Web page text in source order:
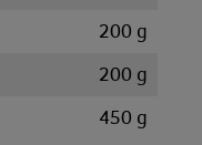
200 g
200 g
450 g